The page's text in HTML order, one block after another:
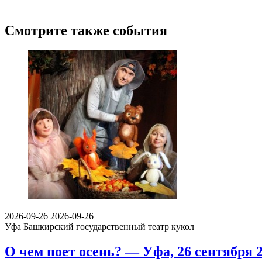
Смотрите также события
2026-09-26 2026-09-26
Уфа Башкирский государственный театр кукол
О чем поет осень? — Уфа, 26 сентября